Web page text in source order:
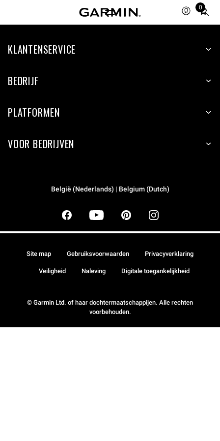
0
Total
items
cart:
KLANTENSERVICE
BEDRIJF
PLATFORMEN
VOOR BEDRIJVEN
België (Nederlands) | Belgium (Dutch)
© Garmin Ltd. of haar dochtermaatschappijen. Alle rechten
voorbehouden.
Site map Gebruiksvoorwaarden Privacyverklaring
Veiligheid Naleving Digitale toegankelijkheid